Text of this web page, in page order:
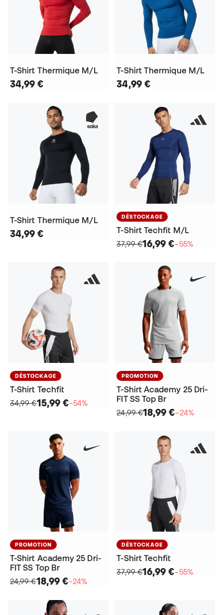
T-Shirt Thermique M/L
34,99 €
T-Shirt Thermique M/L
34,99 €
T-Shirt Thermique M/L
34,99 €
DÉSTOCKAGE
T-Shirt Techfit M/L
37,99 €16,99 €−55%
DÉSTOCKAGE
T-Shirt Techfit
34,99 €15,99 €−54%
PROMOTION
T-Shirt Academy 25 Dri-
FIT SS Top Br
24,99 €18,99 €−24%
PROMOTION
T-Shirt Academy 25 Dri-
FIT SS Top Br
24,99 €18,99 €−24%
DÉSTOCKAGE
T-Shirt Techfit
37,99 €16,99 €−55%